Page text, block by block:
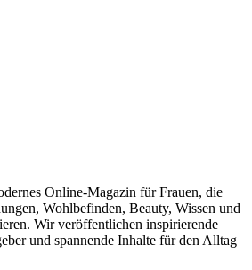
Online-Magazin für Frauen, die
Wohlbefinden, Beauty, Wissen und
Wir veröffentlichen inspirierende
und spannende Inhalte für den Alltag